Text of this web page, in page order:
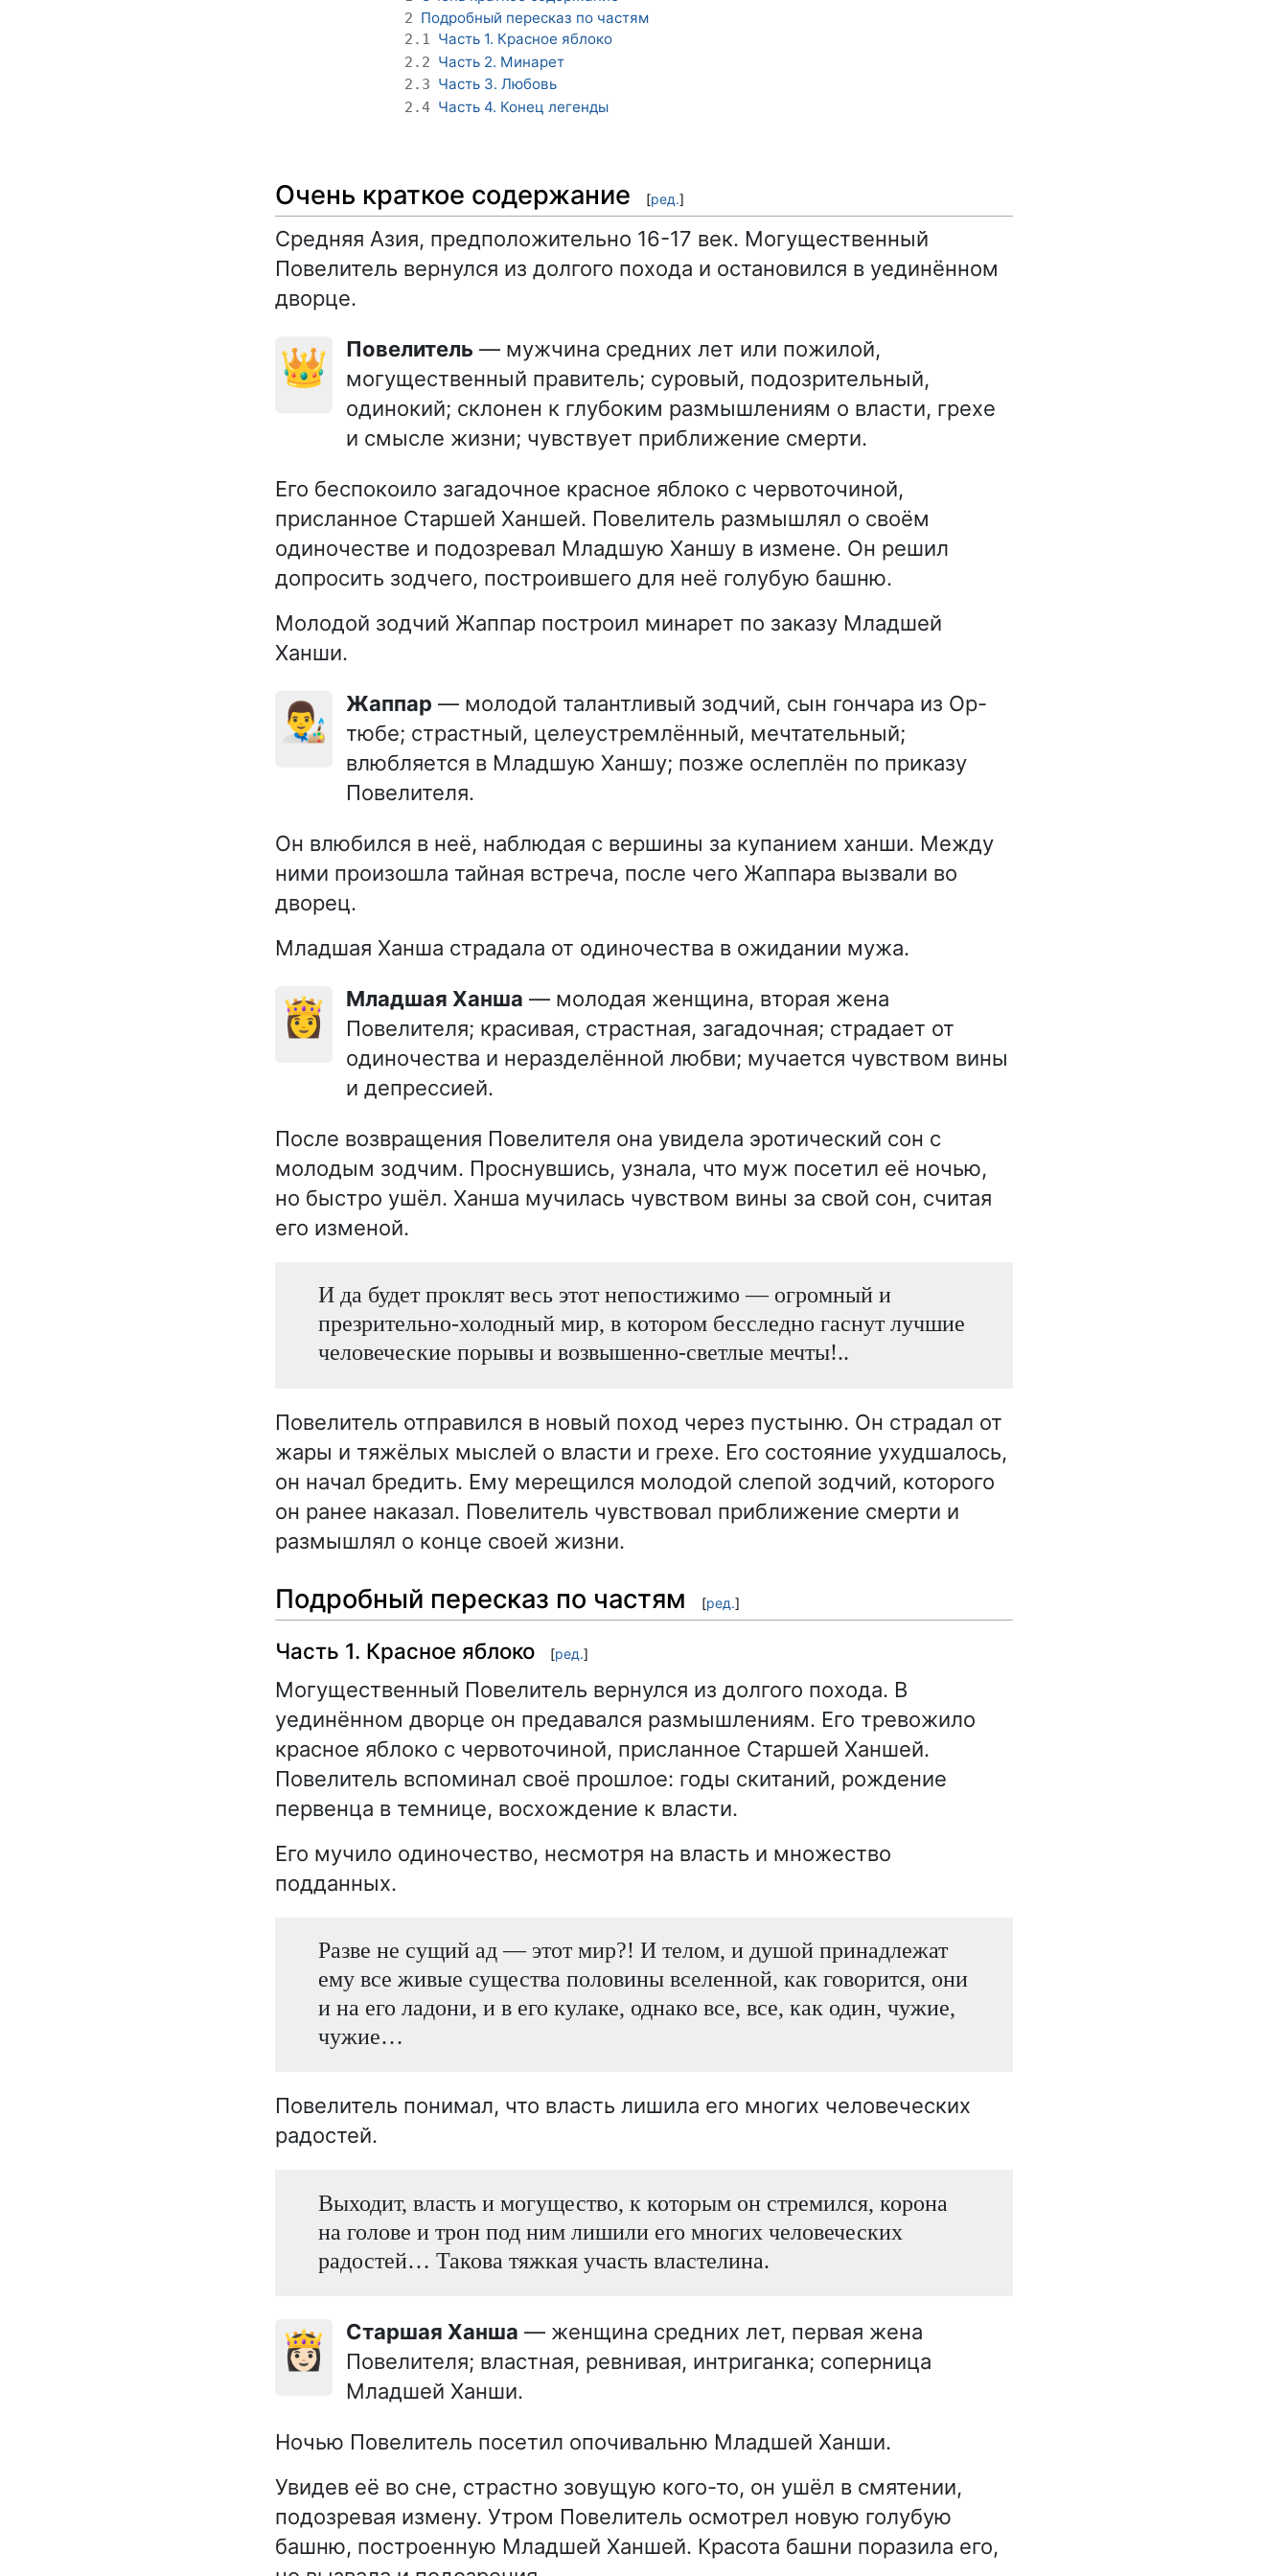
2 Подробный пересказ по частям
2.1 Часть 1. Красное яблоко
2.2 Часть 2. Минарет
2.3 Часть 3. Любовь
2.4 Часть 4. Конец легенды
Очень краткое содержание [ред.]
Средняя Азия, предположительно 16-17 век. Могущественный
Повелитель вернулся из долгого похода и остановился в уединённом
дворце.
👑 Повелитель — мужчина средних лет или пожилой,
могущественный правитель; суровый, подозрительный,
одинокий; склонен к глубоким размышлениям о власти, грехе
и смысле жизни; чувствует приближение смерти.
Его беспокоило загадочное красное яблоко с червоточиной,
присланное Старшей Ханшей. Повелитель размышлял о своём
одиночестве и подозревал Младшую Ханшу в измене. Он решил
допросить зодчего, построившего для неё голубую башню.
Молодой зодчий Жаппар построил минарет по заказу Младшей
Ханши.
👨‍🎨 Жаппар — молодой талантливый зодчий, сын гончара из Ор-
тюбе; страстный, целеустремлённый, мечтательный;
влюбляется в Младшую Ханшу; позже ослеплён по приказу
Повелителя.
Он влюбился в неё, наблюдая с вершины за купанием ханши. Между
ними произошла тайная встреча, после чего Жаппара вызвали во
дворец.
Младшая Ханша страдала от одиночества в ожидании мужа.
👸 Младшая Ханша — молодая женщина, вторая жена
Повелителя; красивая, страстная, загадочная; страдает от
одиночества и неразделённой любви; мучается чувством вины
и депрессией.
После возвращения Повелителя она увидела эротический сон с
молодым зодчим. Проснувшись, узнала, что муж посетил её ночью,
но быстро ушёл. Ханша мучилась чувством вины за свой сон, считая
его изменой.
И да будет проклят весь этот непостижимо — огромный и
презрительно-холодный мир, в котором бесследно гаснут лучшие
человеческие порывы и возвышенно-светлые мечты!..
Повелитель отправился в новый поход через пустыню. Он страдал от
жары и тяжёлых мыслей о власти и грехе. Его состояние ухудшалось,
он начал бредить. Ему мерещился молодой слепой зодчий, которого
он ранее наказал. Повелитель чувствовал приближение смерти и
размышлял о конце своей жизни.
Подробный пересказ по частям [ред.]
Часть 1. Красное яблоко [ред.]
Могущественный Повелитель вернулся из долгого похода. В
уединённом дворце он предавался размышлениям. Его тревожило
красное яблоко с червоточиной, присланное Старшей Ханшей.
Повелитель вспоминал своё прошлое: годы скитаний, рождение
первенца в темнице, восхождение к власти.
Его мучило одиночество, несмотря на власть и множество
подданных.
Разве не сущий ад — этот мир?! И телом, и душой принадлежат
ему все живые существа половины вселенной, как говорится, они
и на его ладони, и в его кулаке, однако все, все, как один, чужие,
чужие…
Повелитель понимал, что власть лишила его многих человеческих
радостей.
Выходит, власть и могущество, к которым он стремился, корона
на голове и трон под ним лишили его многих человеческих
радостей… Такова тяжкая участь властелина.
👸🏻 Старшая Ханша — женщина средних лет, первая жена
Повелителя; властная, ревнивая, интриганка; соперница
Младшей Ханши.
Ночью Повелитель посетил опочивальню Младшей Ханши.
Увидев её во сне, страстно зовущую кого-то, он ушёл в смятении,
подозревая измену. Утром Повелитель осмотрел новую голубую
башню, построенную Младшей Ханшей. Красота башни поразила его,